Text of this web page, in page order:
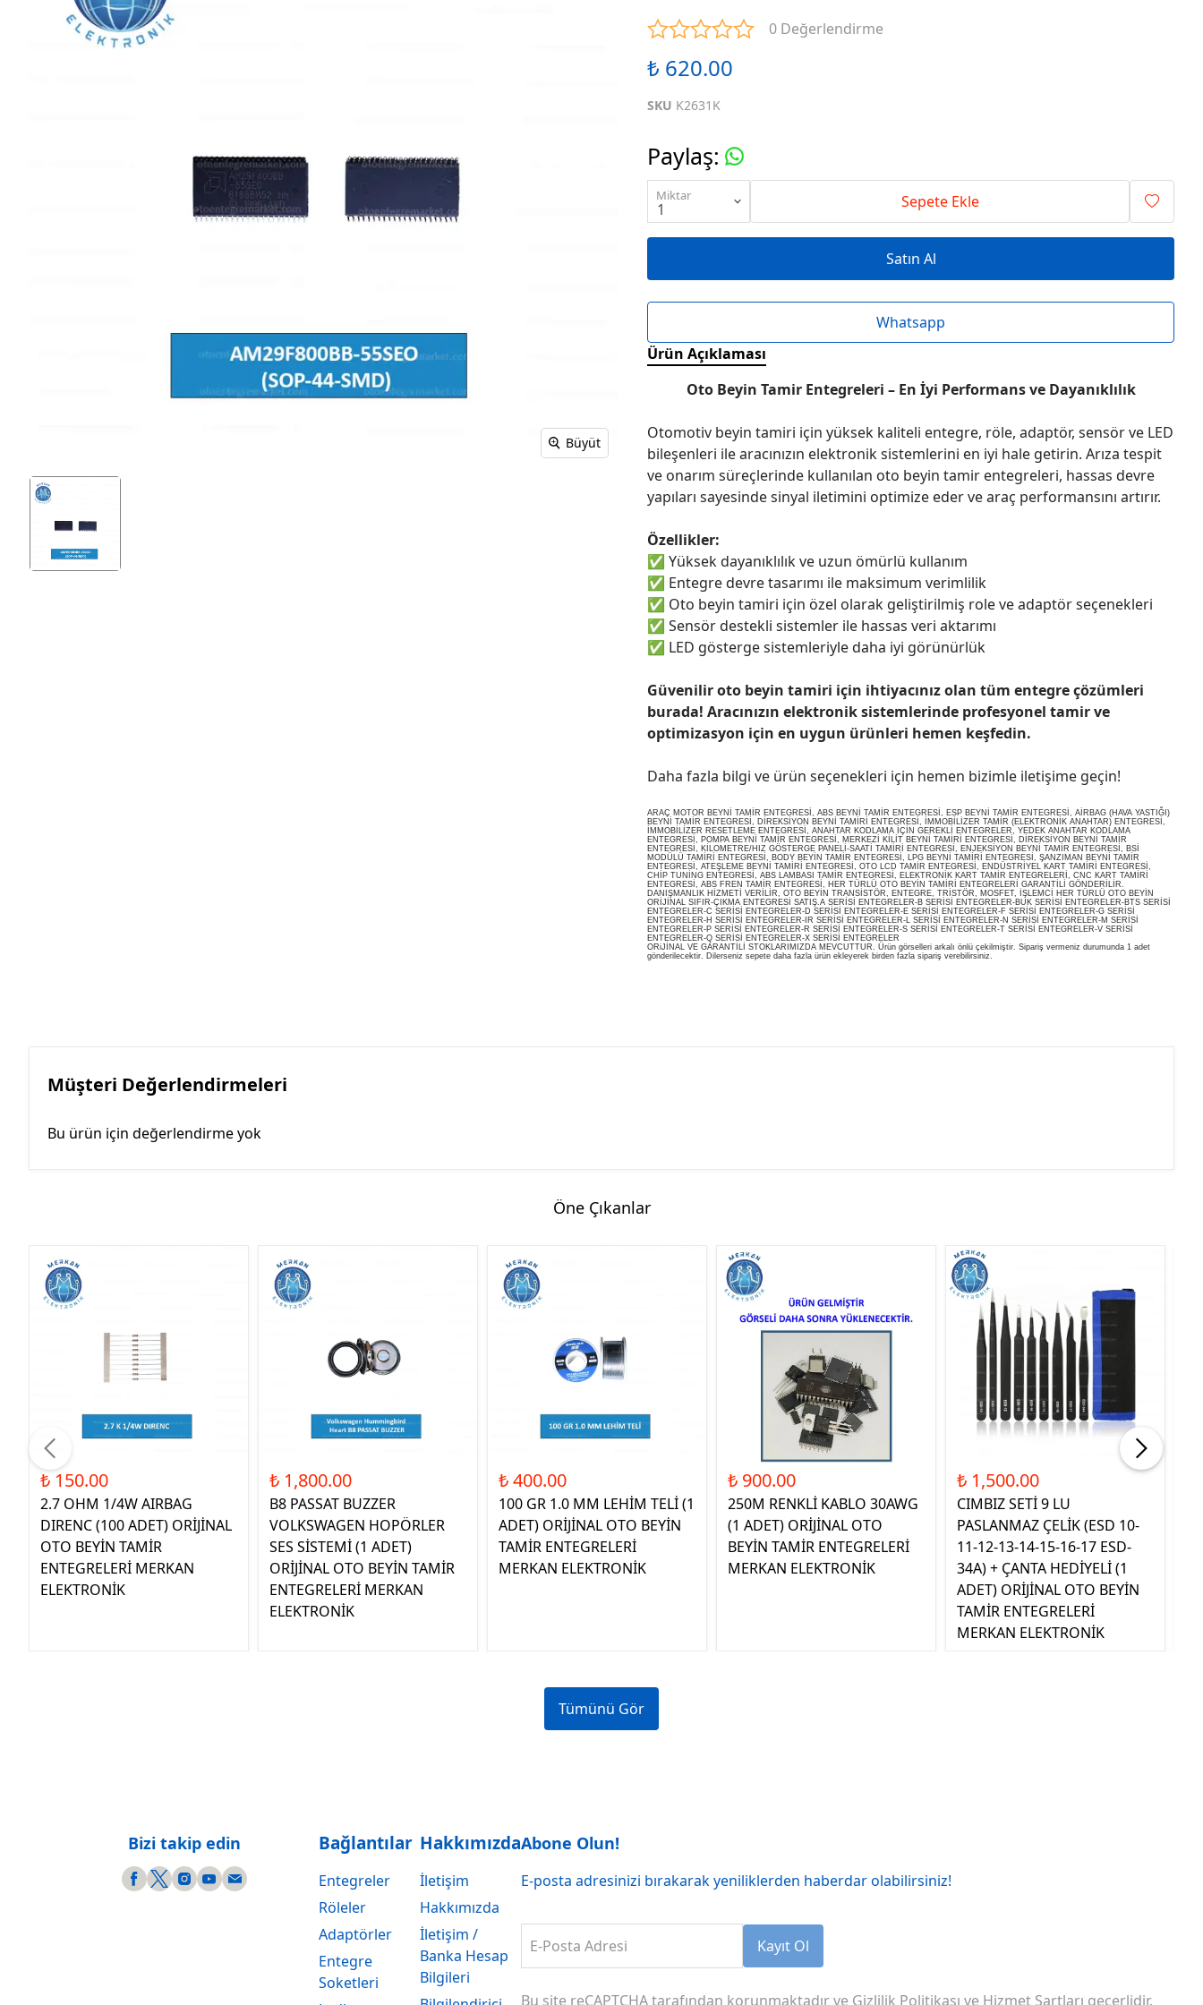
R SERİSİ ENTEGRELER
Z SERİSİ ENTEGRELER KARIŞIK SERİ ENTEGRELER
Büyüt
0 Değerlendirme
₺ 620.00
SKU K2631K
Paylaş:
Miktar Sepete Ekle
Satın Al
Whatsapp
Ürün Açıklaması
Oto Beyin Tamir Entegreleri – En İyi Performans ve Dayanıklılık
Otomotiv beyin tamiri için yüksek kaliteli entegre, röle, adaptör, sensör ve LED
bileşenleri ile aracınızın elektronik sistemlerini en iyi hale getirin. Arıza tespit
ve onarım süreçlerinde kullanılan oto beyin tamir entegreleri, hassas devre
yapıları sayesinde sinyal iletimini optimize eder ve araç performansını artırır.
Özellikler:
✅ Yüksek dayanıklılık ve uzun ömürlü kullanım
✅ Entegre devre tasarımı ile maksimum verimlilik
✅ Oto beyin tamiri için özel olarak geliştirilmiş role ve adaptör seçenekleri
✅ Sensör destekli sistemler ile hassas veri aktarımı
✅ LED gösterge sistemleriyle daha iyi görünürlük
Güvenilir oto beyin tamiri için ihtiyacınız olan tüm entegre çözümleri
burada! Aracınızın elektronik sistemlerinde profesyonel tamir ve
optimizasyon için en uygun ürünleri hemen keşfedin.
Daha fazla bilgi ve ürün seçenekleri için hemen bizimle iletişime geçin!
ARAÇ MOTOR BEYNİ TAMİR ENTEGRESİ, ABS BEYNİ TAMİR ENTEGRESİ, ESP BEYNİ TAMİR ENTEGRESİ, AİRBAG (HAVA YASTIĞI)
BEYNİ TAMİR ENTEGRESİ, DİREKSİYON BEYNİ TAMİRİ ENTEGRESİ, İMMOBİLİZER TAMİR (ELEKTRONİK ANAHTAR) ENTEGRESİ,
İMMOBİLİZER RESETLEME ENTEGRESİ, ANAHTAR KODLAMA İÇİN GEREKLİ ENTEGRELER, YEDEK ANAHTAR KODLAMA
ENTEGRESİ, POMPA BEYNİ TAMİR ENTEGRESİ, MERKEZİ KİLİT BEYNİ TAMİRİ ENTEGRESİ, DİREKSİYON BEYNİ TAMİR
ENTEGRESİ, KİLOMETRE/HIZ GÖSTERGE PANELİ-SAATİ TAMİRİ ENTEGRESİ, ENJEKSİYON BEYNİ TAMİR ENTEGRESİ, BSİ
MODÜLÜ TAMİRİ ENTEGRESİ, BODY BEYİN TAMİR ENTEGRESİ, LPG BEYNİ TAMİRİ ENTEGRESİ, ŞANZIMAN BEYNİ TAMİR
ENTEGRESİ, ATEŞLEME BEYNİ TAMİRİ ENTEGRESİ, OTO LCD TAMİR ENTEGRESİ, ENDÜSTRİYEL KART TAMİRİ ENTEGRESİ,
CHİP TUNİNG ENTEGRESİ, ABS LAMBASI TAMİR ENTEGRESİ, ELEKTRONİK KART TAMİR ENTEGRELERİ, CNC KART TAMİRİ
ENTEGRESİ, ABS FREN TAMİR ENTEGRESİ, HER TÜRLÜ OTO BEYİN TAMİRİ ENTEGRELERİ GARANTİLİ GÖNDERİLİR.
DANIŞMANLIK HİZMETİ VERİLİR, OTO BEYİN TRANSİSTÖR, ENTEGRE, TRİSTÖR, MOSFET, İŞLEMCİ HER TÜRLÜ OTO BEYİN
ORİJİNAL SIFIR-ÇIKMA ENTEGRESİ SATIŞ.A SERİSİ ENTEGRELER-B SERİSİ ENTEGRELER-BUK SERİSİ ENTEGRELER-BTS SERİSİ
ENTEGRELER-C SERİSİ ENTEGRELER-D SERİSİ ENTEGRELER-E SERİSİ ENTEGRELER-F SERİSİ ENTEGRELER-G SERİSİ
ENTEGRELER-H SERİSİ ENTEGRELER-IR SERİSİ ENTEGRELER-L SERİSİ ENTEGRELER-N SERİSİ ENTEGRELER-M SERİSİ
ENTEGRELER-P SERİSİ ENTEGRELER-R SERİSİ ENTEGRELER-S SERİSİ ENTEGRELER-T SERİSİ ENTEGRELER-V SERİSİ
ENTEGRELER-Q SERİSİ ENTEGRELER-X SERİSİ ENTEGRELER
ORiJİNAL VE GARANTİLİ STOKLARIMIZDA MEVCUTTUR. Ürün görselleri arkalı önlü çekilmiştir. Sipariş vermeniz durumunda 1 adet
gönderilecektir. Dilerseniz sepete daha fazla ürün ekleyerek birden fazla sipariş verebilirsiniz.
Müşteri Değerlendirmeleri
Bu ürün için değerlendirme yok
Öne Çıkanlar
₺ 150.00
2.7 OHM 1/4W AIRBAG
DIRENC (100 ADET) ORİJİNAL
OTO BEYİN TAMİR
ENTEGRELERİ MERKAN
ELEKTRONİK
₺ 1,800.00
B8 PASSAT BUZZER
VOLKSWAGEN HOPÖRLER
SES SİSTEMİ (1 ADET)
ORİJİNAL OTO BEYİN TAMİR
ENTEGRELERİ MERKAN
ELEKTRONİK
₺ 400.00
100 GR 1.0 MM LEHİM TELİ (1
ADET) ORİJİNAL OTO BEYİN
TAMİR ENTEGRELERİ
MERKAN ELEKTRONİK
₺ 900.00
250M RENKLİ KABLO 30AWG
(1 ADET) ORİJİNAL OTO
BEYİN TAMİR ENTEGRELERİ
MERKAN ELEKTRONİK
₺ 1,500.00
CIMBIZ SETİ 9 LU
PASLANMAZ ÇELİK (ESD 10-
11-12-13-14-15-16-17 ESD-
34A) + ÇANTA HEDİYELİ (1
ADET) ORİJİNAL OTO BEYİN
TAMİR ENTEGRELERİ
MERKAN ELEKTRONİK
Tümünü Gör
Bizi takip edin Bağlantılar
Entegreler
Röleler
Adaptörler
Entegre
Soketleri
Hakkımızda
İletişim
Hakkımızda
İletişim /
Banka Hesap
Bilgileri
Abone Olun!
E-posta adresinizi bırakarak yeniliklerden haberdar olabilirsiniz!
E-Posta Adresi Kayıt Ol
Bu site reCAPTCHA tarafından korunmaktadır ve Gizlilik Politikası ve Hizmet Şartları geçerlidir.